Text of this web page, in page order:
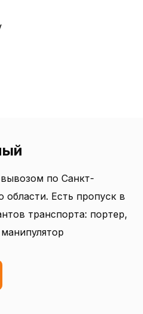
по Санкт-
области. Есть пропуск в
транспорта: портер,